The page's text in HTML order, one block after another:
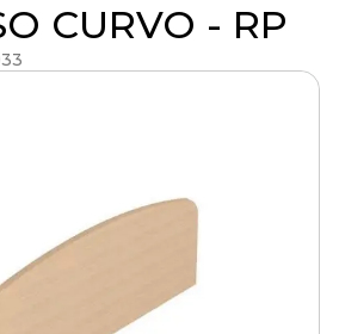
CURVO - RP